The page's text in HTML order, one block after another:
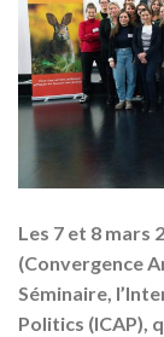
Les 7 et 8 mars
(Convergence
Séminaire, l’
Politics (ICAP),